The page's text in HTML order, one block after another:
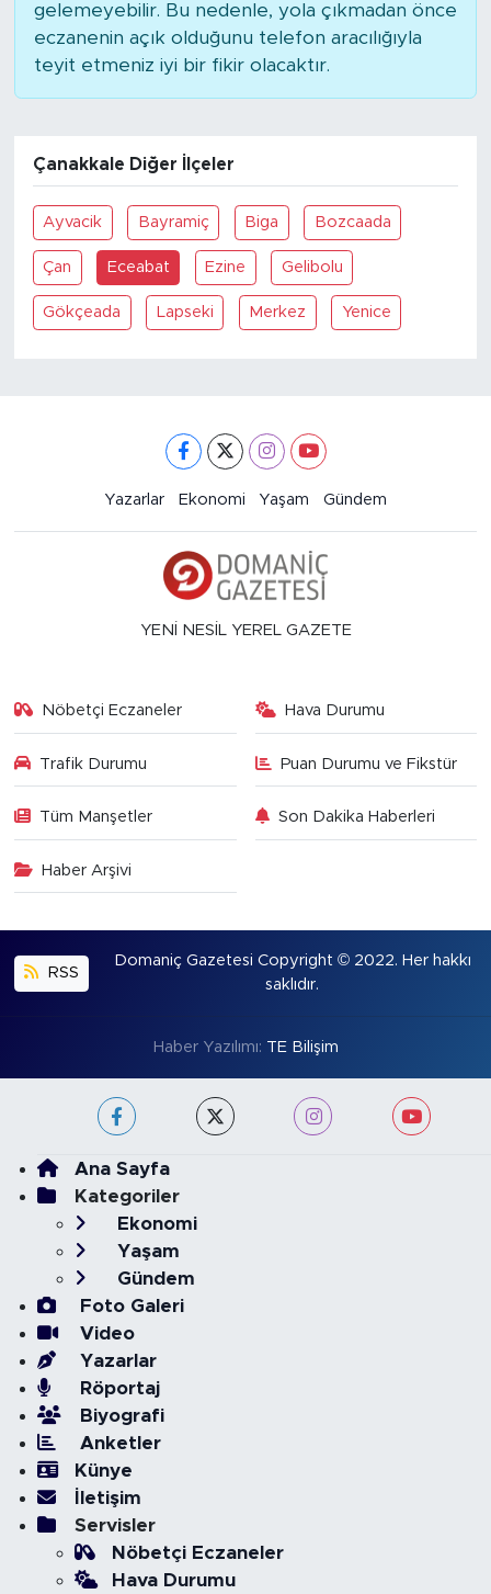
gelemeyebilir. Bu nedenle, yola çıkmadan önce
eczanenin açık olduğunu telefon aracılığıyla
teyit etmeniz iyi bir fikir olacaktır.
Çanakkale Diğer İlçeler
Ayvacik Bayramiç Biga Bozcaada
Çan Eceabat Ezine Gelibolu
Gökçeada Lapseki Merkez Yenice
Yazarlar Ekonomi Yaşam Gündem
YENİ NESİL YEREL GAZETE
Nöbetçi Eczaneler Hava Durumu
Trafik Durumu Puan Durumu ve Fikstür
Tüm Manşetler Son Dakika Haberleri
Haber Arşivi
RSS
Domaniç Gazetesi Copyright © 2022. Her hakkı
saklıdır.
Haber Yazılımı: TE Bilişim
Ana Sayfa
Kategoriler
Ekonomi
Yaşam
Gündem
Foto Galeri
Video
Yazarlar
Röportaj
Biyografi
Anketler
Künye
İletişim
Servisler
Nöbetçi Eczaneler
Hava Durumu